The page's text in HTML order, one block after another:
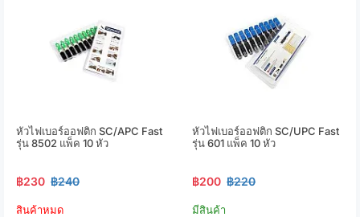
หัวไฟเบอร์ออฟติก SC/APC Fast
รุ่น 8502 แพ็ค 10 หัว
฿230 ฿240
สินค้าหมด
หัวไฟเบอร์ออฟติก SC/UPC Fast
รุ่น 601 แพ็ค 10 หัว
฿200 ฿220
มีสินค้า